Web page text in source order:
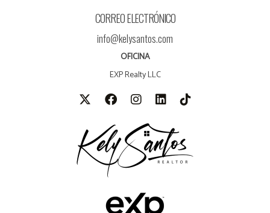
CORREO ELECTRÓNICO
info@kelysantos.com
OFICINA
EXP Realty LLC